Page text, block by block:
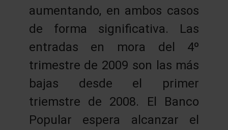
aumentando, en ambos casos
de forma significativa. Las
entradas en mora del 4º
trimestre de 2009 son las más
bajas desde el primer
triemstre de 2008. El Banco
Popular espera alcanzar el